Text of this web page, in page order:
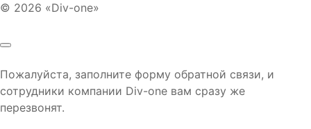
© 2026 «Div-one»
Пожалуйста, заполните форму обратной связи, и
сотрудники компании Div-one вам сразу же
перезвонят.